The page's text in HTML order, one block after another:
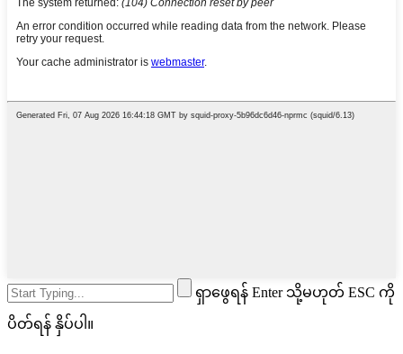
ရှာဖွေရန် Enter သို့မဟုတ် ESC ကို
ပိတ်ရန် နှိပ်ပါ။